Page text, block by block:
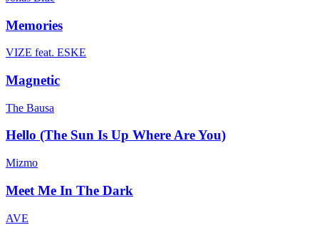
Memories
VIZE feat. ESKE
Magnetic
The Bausa
Hello (The Sun Is Up Where Are You)
Mizmo
Meet Me In The Dark
AVE